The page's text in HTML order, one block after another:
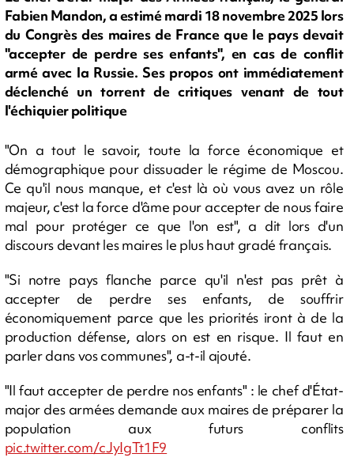
Fabien Mandon, a estimé mardi 18 novembre 2025 lors
du Congrès des maires de France que le pays devait
"accepter de perdre ses enfants", en cas de conflit
armé avec la Russie. Ses propos ont immédiatement
déclenché un torrent de critiques venant de tout
l'échiquier politique
"On a tout le savoir, toute la force économique et
démographique pour dissuader le régime de Moscou.
Ce qu'il nous manque, et c'est là où vous avez un rôle
majeur, c'est la force d'âme pour accepter de nous faire
mal pour protéger ce que l'on est", a dit lors d'un
discours devant les maires le plus haut gradé français.
"Si notre pays flanche parce qu'il n'est pas prêt à
accepter de perdre ses enfants, de souffrir
économiquement parce que les priorités iront à de la
production défense, alors on est en risque. Il faut en
parler dans vos communes", a-t-il ajouté.
"Il faut accepter de perdre nos enfants" : le chef d'État-
major des armées demande aux maires de préparer la
population aux futurs conflits
pic.twitter.com/cJyIgTt1F9